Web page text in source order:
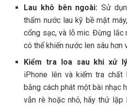
Lau khô bên ngoài: Sử
thấm nước lau kỹ bề mặt
cổng sạc, và lỗ mic. Đừng lắc
có thể khiến nước len sâu hơn
Kiểm tra loa sau khi xử
iPhone lên và kiểm tra chất
bằng cách phát một bài nhạc
vẫn rè hoặc nhỏ, hãy thử